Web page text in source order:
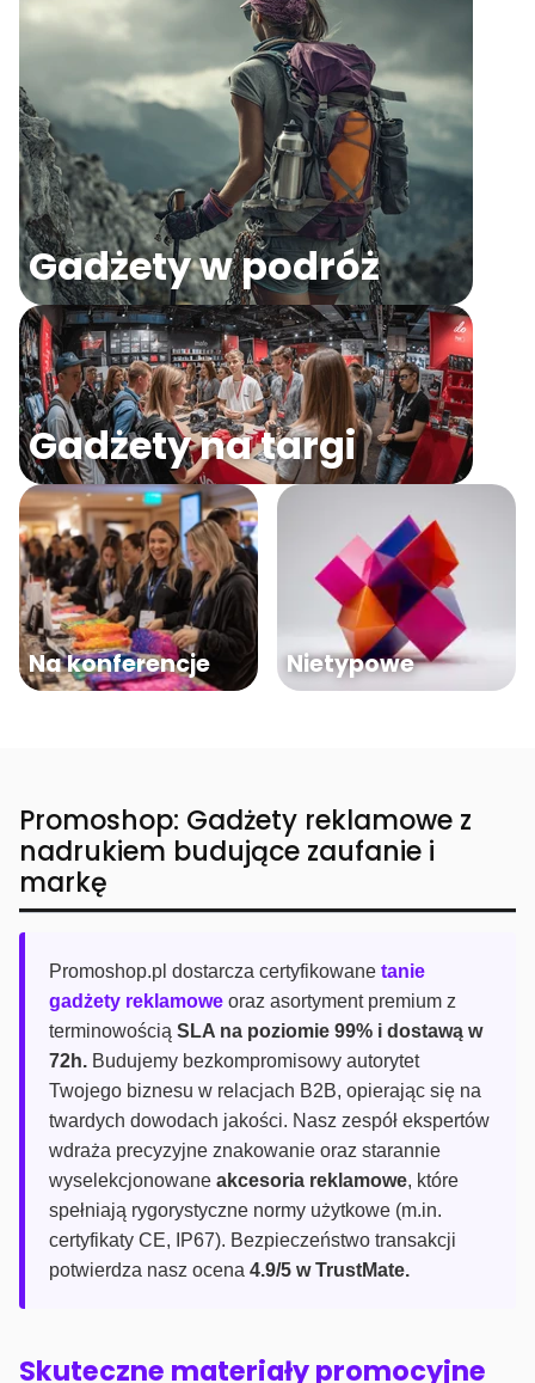
Gadżety w podróż
Gadżety na targi
Na konferencje Nietypowe
Promoshop: Gadżety reklamowe z
nadrukiem budujące zaufanie i
markę
Promoshop.pl dostarcza certyfikowane tanie
gadżety reklamowe oraz asortyment premium z
terminowością SLA na poziomie 99% i dostawą w
72h. Budujemy bezkompromisowy autorytet
Twojego biznesu w relacjach B2B, opierając się na
twardych dowodach jakości. Nasz zespół ekspertów
wdraża precyzyjne znakowanie oraz starannie
wyselekcjonowane akcesoria reklamowe, które
spełniają rygorystyczne normy użytkowe (m.in.
certyfikaty CE, IP67). Bezpieczeństwo transakcji
potwierdza nasz ocena 4.9/5 w TrustMate.
Skuteczne materiały promocyjne